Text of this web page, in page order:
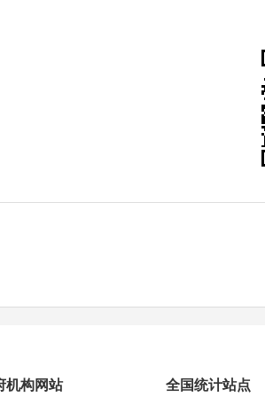
机构网站 全国统计站点